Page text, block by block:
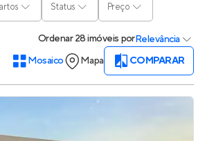
Status Preço
Ordenar28 imóveis porRelevância
Mosaico
Mapa COMPARAR